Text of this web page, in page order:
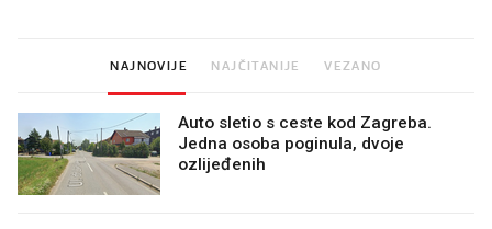
NAJNOVIJE NAJČITANIJE VEZANO
Auto sletio s ceste kod Zagreba.
Jedna osoba poginula, dvoje
ozlijeđenih